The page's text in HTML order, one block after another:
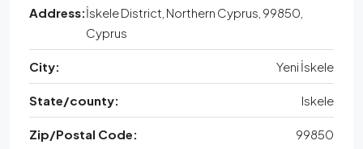
Address:İskele District, Northern Cyprus, 99850,
Cyprus
City: Yeni İskele
State/county: Iskele
Zip/Postal Code: 99850